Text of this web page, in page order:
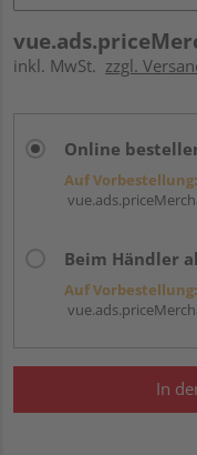
inkl. MwSt. zzgl.
Online
Auf Vorbestellung:
Beim Händler
Auf Vorbestellung:
In